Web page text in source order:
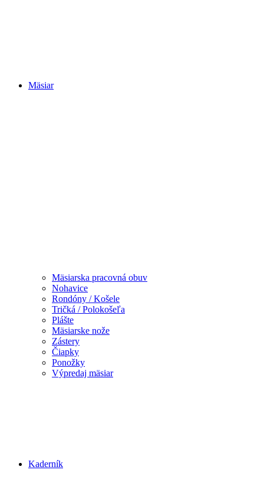
Mäsiar
Mäsiarska pracovná obuv
Nohavice
Rondóny / Košele
Tričká / Polokošeľa
Plášte
Mäsiarske nože
Zástery
Čiapky
Ponožky
Výpredaj mäsiar
Kaderník